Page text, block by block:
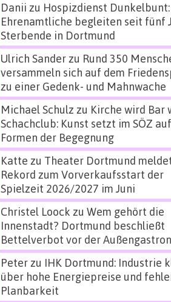
Danii zu Hospizdienst Dunkelbunt:
Ehrenamtliche begleiten seit fünf
Sterbende in Dortmund
Ulrich Sanderzu Rund 350
versammeln sich auf dem
zu einer Gedenk- und Mahnwache
Michael Schulz zu Kirche wird Bar
Schachclub: Kunst setzt im SÖZ
Formen der Begegnung
Katte zu Theater Dortmund
Rekord zum Vorverkaufsstart der
Spielzeit 2026/2027 im Juni
Christel Loock zu Wem gehört die
Innenstadt? Dortmund beschließt
Bettelverbot vor der
Peterzu IHK Dortmund: Industrie
über hohe Energiepreise und
Planbarkeit